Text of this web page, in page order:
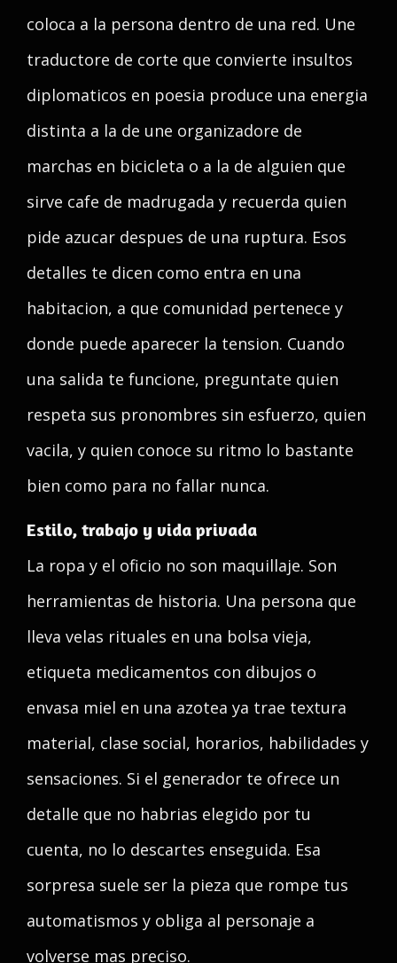
coloca a la persona dentro de una red. Une
traductore de corte que convierte insultos
diplomaticos en poesia produce una energia
distinta a la de une organizadore de
marchas en bicicleta o a la de alguien que
sirve cafe de madrugada y recuerda quien
pide azucar despues de una ruptura. Esos
detalles te dicen como entra en una
habitacion, a que comunidad pertenece y
donde puede aparecer la tension. Cuando
una salida te funcione, preguntate quien
respeta sus pronombres sin esfuerzo, quien
vacila, y quien conoce su ritmo lo bastante
bien como para no fallar nunca.
Estilo, trabajo y vida privada
La ropa y el oficio no son maquillaje. Son
herramientas de historia. Una persona que
lleva velas rituales en una bolsa vieja,
etiqueta medicamentos con dibujos o
envasa miel en una azotea ya trae textura
material, clase social, horarios, habilidades y
sensaciones. Si el generador te ofrece un
detalle que no habrias elegido por tu
cuenta, no lo descartes enseguida. Esa
sorpresa suele ser la pieza que rompe tus
automatismos y obliga al personaje a
volverse mas preciso.